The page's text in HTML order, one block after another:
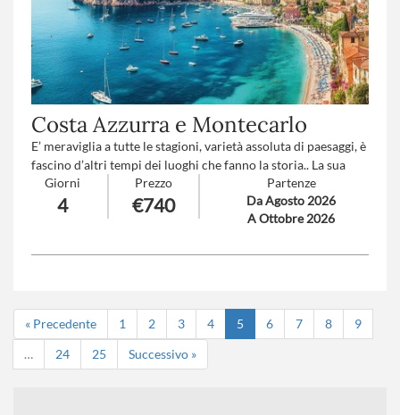
Costa Azzurra e Montecarlo
E’ meraviglia a tutte le stagioni, varietà assoluta di paesaggi, è
fascino d’altri tempi dei luoghi che fanno la storia.. La sua
luce ha sedotto e personaggi e artisti fra i più celebri del
mondo. Lasciatevi trasportare dal suo fascino, anche voi...
Giorni
4
Prezzo
€740
Partenze
Da Agosto 2026
A Ottobre 2026
« Precedente 1 2 3 4 5 6 7 8
9
…
24 25 Successivo »